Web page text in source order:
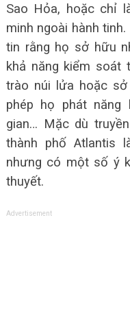
Sao Hỏa, hoặc chỉ
minh ngoài hành
tin rằng họ sở hữu
khả năng kiểm soát
trào núi lửa hoặc
phép họ phát
gian… Mặc dù
thành phố Atlantis
nhưng có một số ý
thuyết.
Advertisement